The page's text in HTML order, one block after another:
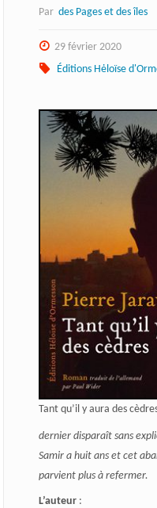
Par des Pages et des îles
29 février 2020
Éditions Hėloïse
Tant qu’il y aura des
dernier disparaît sans
Samir a huit ans et cet
parvient plus à refermer.
L’auteur: